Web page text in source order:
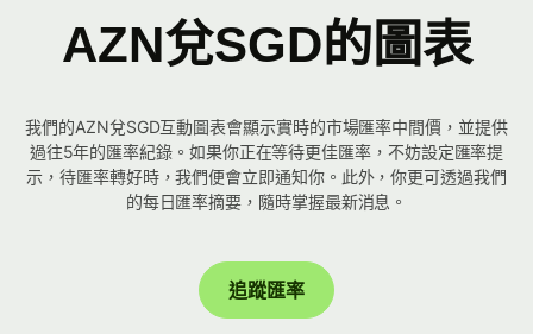
AZN兌SGD的圖表
我們的AZN兌SGD互動圖表會顯示實時的市場匯率中間價，並提供
過往5年的匯率紀錄。如果你正在等待更佳匯率，不妨設定匯率提
示，待匯率轉好時，我們便會立即通知你。此外，你更可透過我們
的每日匯率摘要，隨時掌握最新消息。
追蹤匯率